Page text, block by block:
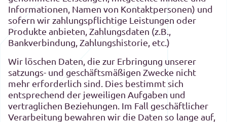
Informationen, Namen von Kontaktpersonen) und
sofern wir zahlungspflichtige Leistungen oder
Produkte anbieten, Zahlungsdaten (z.B.,
Bankverbindung, Zahlungshistorie, etc.)
Wir löschen Daten, die zur Erbringung unserer
satzungs- und geschäftsmäßigen Zwecke nicht
mehr erforderlich sind. Dies bestimmt sich
entsprechend der jeweiligen Aufgaben und
vertraglichen Beziehungen. Im Fall geschäftlicher
Verarbeitung bewahren wir die Daten so lange auf,